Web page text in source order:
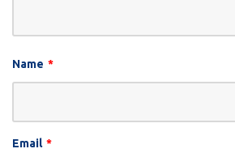
Name *
Email *